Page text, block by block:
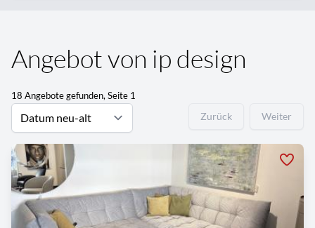
Angebot von ip design
18 Angebote gefunden, Seite 1
Zurück Weiter